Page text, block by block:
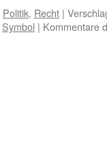
Politik, Recht |
Symbol | Kommentare